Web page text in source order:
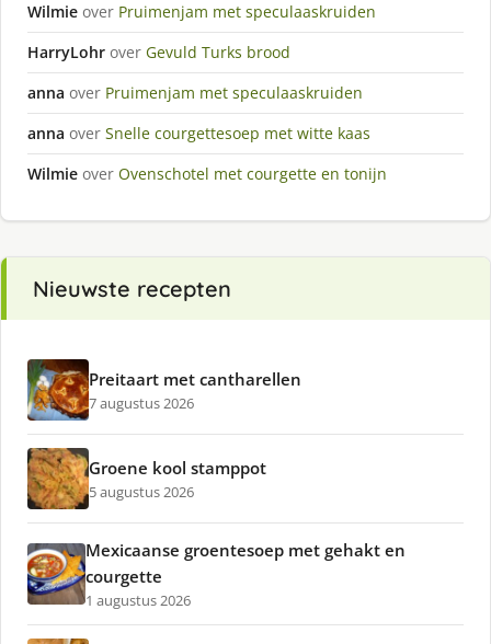
Wilmie over Pruimenjam met speculaaskruiden
HarryLohr over Gevuld Turks brood
anna over Pruimenjam met speculaaskruiden
anna over Snelle courgettesoep met witte kaas
Wilmie over Ovenschotel met courgette en tonijn
Nieuwste recepten
Preitaart met cantharellen
7 augustus 2026
Groene kool stamppot
5 augustus 2026
Mexicaanse groentesoep met gehakt en
courgette
1 augustus 2026